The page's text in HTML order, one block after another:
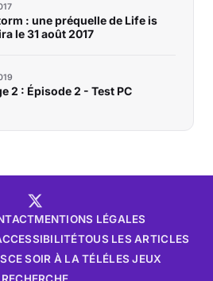
: une préquelle de Life is
le 31 août 2017
2 : Épisode 2 - Test PC
MENTIONS LÉGALES
TOUS LES ARTICLES
CE SOIR À LA TÉLÉLES JEUX
RECHERCHE